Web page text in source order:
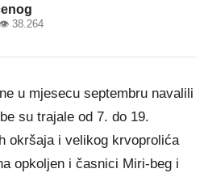
38.264
u mjesecu septembru navalili
su trajale od 7. do 19.
okršaja i velikog krvoprolića
opkoljen i časnici Miri-beg i